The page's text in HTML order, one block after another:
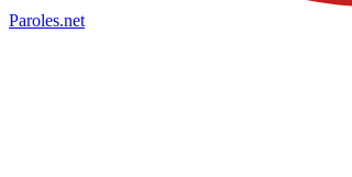
Paroles.net